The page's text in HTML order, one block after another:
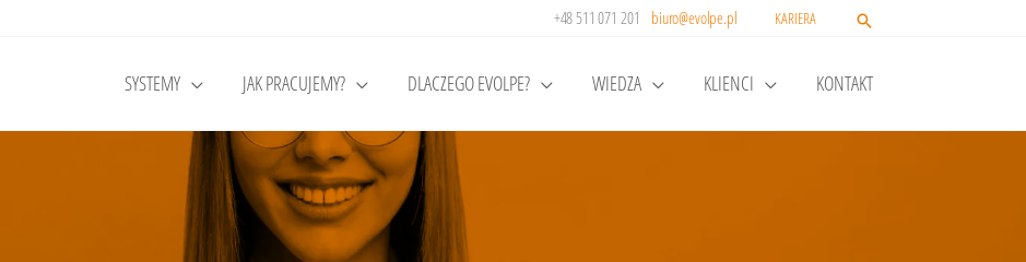
+48 511 071 201 biuro@evolpe.pl KARIERA
SYSTEMY JAK PRACUJEMY? DLACZEGO EVOLPE? WIEDZA KLIENCI KONTAKT